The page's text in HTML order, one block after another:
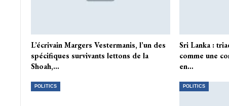
L’écrivain Margers Vestermanis, l’un des
spécifiques survivants lettons de la
Shoah,…
Sri Lanka :
comme une
en…
POLITICS POLITICS